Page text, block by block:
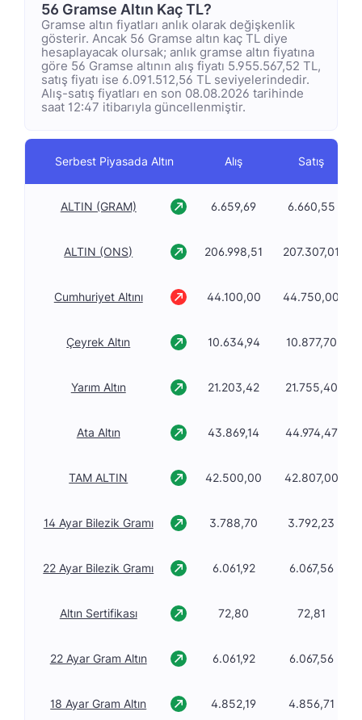
56 Gramse Altın Kaç TL?
Gramse altın fiyatları anlık olarak değişkenlik
gösterir. Ancak 56 Gramse altın kaç TL diye
hesaplayacak olursak; anlık gramse altın fiyatına
göre 56 Gramse altının alış fiyatı 5.955.567,52 TL,
satış fiyatı ise 6.091.512,56 TL seviyelerindedir.
Alış-satış fiyatları en son 08.08.2026 tarihinde
saat 12:47 itibarıyla güncellenmiştir.
Serbest Piyasada Altın Alış Satış
ALTIN (GRAM) 6.659,69 6.660,55
ALTIN (ONS) 206.998,51 207.307,01
Cumhuriyet Altını 44.100,00 44.750,00
Çeyrek Altın 10.634,94 10.877,70
Yarım Altın 21.203,42 21.755,40
Ata Altın 43.869,14 44.974,47
TAM ALTIN 42.500,00 42.807,00
14 Ayar Bilezik Gramı 3.788,70 3.792,23
22 Ayar Bilezik Gramı 6.061,92 6.067,56
Altın Sertifikası 72,80 72,81
22 Ayar Gram Altın 6.061,92 6.067,56
18 Ayar Gram Altın 4.852,19 4.856,71